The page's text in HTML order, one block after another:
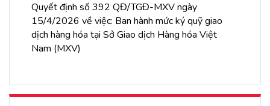
Quyết định số 392 QĐ/TGĐ-MXV ngày
15/4/2026 về việc: Ban hành mức ký quỹ giao
dịch hàng hóa tại Sở Giao dịch Hàng hóa Việt
Nam (MXV)